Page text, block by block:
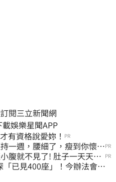
閱三立新聞網
動態 即刻下載娛樂星聞APP
有資格說愛妳！ PR
一週，腰細了，瘦到你懷疑PR
腹就不見了! 肚子一天天變 PR
已見400座」！今辦法會安